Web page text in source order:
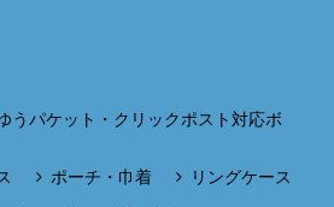
うパケット・クリックポスト対応ボ
ポーチ・巾着 リングケース